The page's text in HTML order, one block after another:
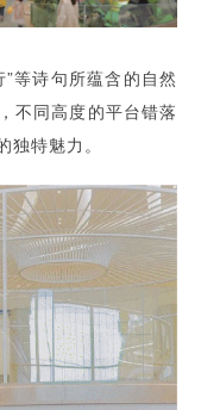
等诗句所蕴含的自然
不同高度的平台错落
特魅力。